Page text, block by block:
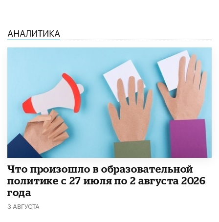
АНАЛИТИКА
​Что произошло в образовательной
политике с 27 июля по 2 августа 2026
года
3 АВГУСТА